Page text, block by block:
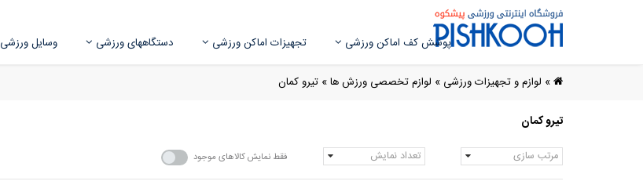
پوشش کف اماکن ورزشی تجهیزات اماکن ورزشی دستگاههای ورزشی وسایل ورزشی
» لوازم و تجهیزات ورزشی » لوازم تخصصی ورزش ها» تیرو کمان
تیرو کمان
مرتب سازی تعداد نمایش فقط نمایش کالاهای موجود